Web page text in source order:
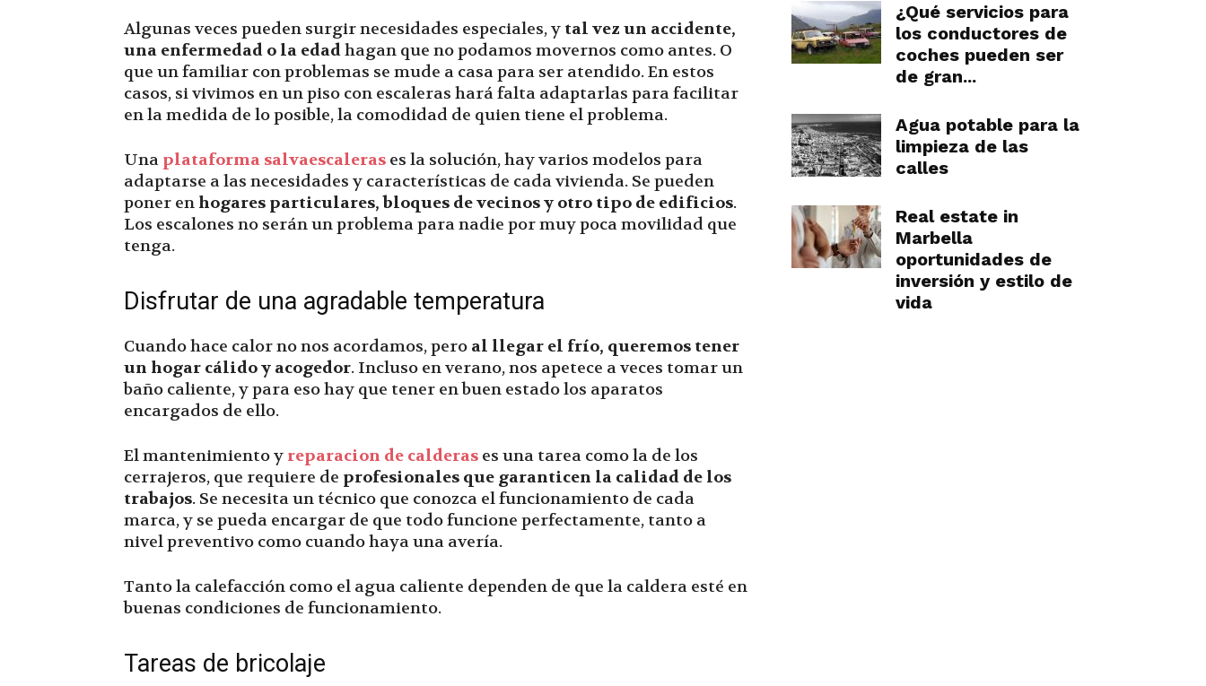
Algunas veces pueden surgir necesidades especiales, y tal vez un accidente,
una enfermedad o la edadhagan que no podamos movernos como antes. O
que un familiar con problemas se mude a casa para ser atendido. En estos
casos, si vivimos en un piso con escaleras hará falta adaptarlas para facilitar
en la medida de lo posible, la comodidad de quien tiene el problema.
Una plataforma salvaescaleras es la solución, hay varios modelos para
adaptarse a las necesidades y características de cada vivienda. Se pueden
poner en hogares particulares, bloques de vecinos y otro tipo de edificios.
Los escalones no serán un problema para nadie por muy poca movilidad que
tenga.
Disfrutar de una agradable temperatura
Cuando hace calor no nos acordamos, pero al llegar el frío, queremos tener
un hogar cálido y acogedor. Incluso en verano, nos apetece a veces tomar un
baño caliente, y para eso hay que tener en buen estado los aparatos
encargados de ello.
El mantenimiento y reparacion de calderas es una tarea como la de los
cerrajeros, que requiere de profesionales que garanticen la calidad de los
trabajos. Se necesita un técnico que conozca el funcionamiento de cada
marca, y se pueda encargar de que todo funcione perfectamente, tanto a
nivel preventivo como cuando haya una avería.
Tanto la calefacción como el agua caliente dependen de que la caldera esté en
buenas condiciones de funcionamiento.
Tareas de bricolaje
¿Qué servicios para
los conductores de
coches pueden ser
de gran...
Agua potable para la
limpieza de las
calles
Real estate in
Marbella
oportunidades de
inversión y estilo de
vida